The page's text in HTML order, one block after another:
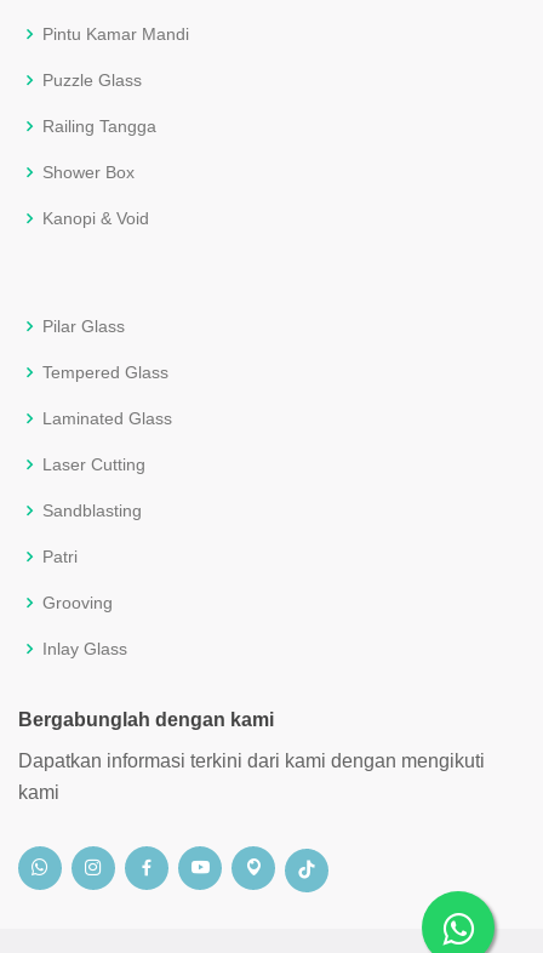
Pintu Kamar Mandi
Puzzle Glass
Railing Tangga
Shower Box
Kanopi & Void
Pilar Glass
Tempered Glass
Laminated Glass
Laser Cutting
Sandblasting
Patri
Grooving
Inlay Glass
Bergabunglah dengan kami
Dapatkan informasi terkini dari kami dengan mengikuti
kami